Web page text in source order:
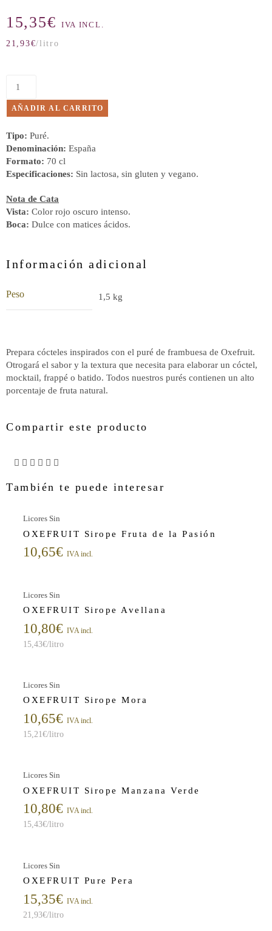
15,35€ IVA INCL.
21,93€/litro
AÑADIR AL CARRITO
Tipo: Puré.
Denominación: España
Formato: 70 cl
Especificaciones: Sin lactosa, sin gluten y vegano.
Nota de Cata
Vista: Color rojo oscuro intenso.
Boca: Dulce con matices ácidos.
Información adicional
Peso 1,5 kg
Prepara cócteles inspirados con el puré de frambuesa de Oxefruit.
Otrogará el sabor y la textura que necesita para elaborar un cóctel,
mocktail, frappé o batido. Todos nuestros purés contienen un alto
porcentaje de fruta natural.
Compartir este producto
También te puede interesar
Licores Sin
OXEFRUIT Sirope Fruta de la Pasión
10,65€ IVA incl.
Licores Sin
OXEFRUIT Sirope Avellana
10,80€ IVA incl.
15,43€/litro
Licores Sin
OXEFRUIT Sirope Mora
10,65€ IVA incl.
15,21 €/litro
Licores Sin
OXEFRUIT Sirope Manzana Verde
10,80€ IVA incl.
15,43€/litro
Licores Sin
OXEFRUIT Pure Pera
15,35€ IVA incl.
21,93€/litro